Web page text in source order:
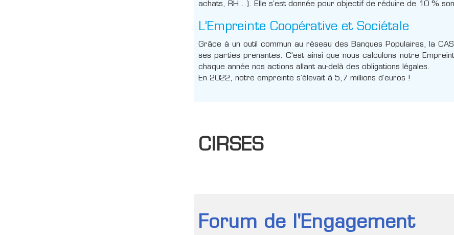
achats, RH…). Elle s’est donnée pour objectif de réduire de 10 %
L’Empreinte Coopérative et Sociétale
Grâce à un outil commun au réseau des Banques Populaires, la
ses parties prenantes. C’est ainsi que nous calculons notre
chaque année nos actions allant au-delà des obligations légales.
En 2022, notre empreinte s’élevait à 5,7 millions d’euros !
CIRSES
Forum de l'Engagement